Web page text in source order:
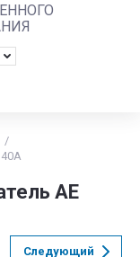
/
АЕ
Следующий